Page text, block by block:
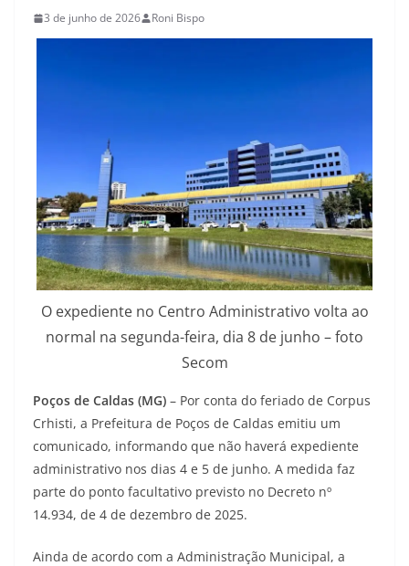
3 de junho de 2026 Roni Bispo
O expediente no Centro Administrativo volta ao
normal na segunda-feira, dia 8 de junho – foto
Secom
Poços de Caldas (MG) – Por conta do feriado de Corpus
Crhisti, a Prefeitura de Poços de Caldas emitiu um
comunicado, informando que não haverá expediente
administrativo nos dias 4 e 5 de junho. A medida faz
parte do ponto facultativo previsto no Decreto nº
14.934, de 4 de dezembro de 2025.
Ainda de acordo com a Administração Municipal, a